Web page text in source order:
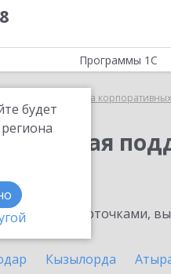
будет
Программы 1С
поддержка
карточками,
Кызылорда